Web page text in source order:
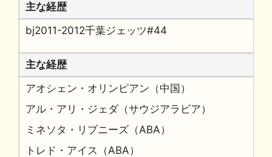
主な経歴
bj2011-2012千葉ジェッツ#44
主な経歴
アオシェン・オリンピアン（中国）
アル・アリ・ジェダ（サウジアラビア）
ミネソタ・リプニーズ（ABA）
トレド・アイス（ABA）